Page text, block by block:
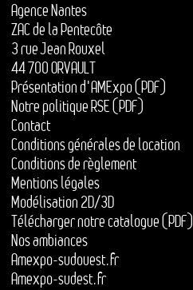
Agence Nantes
ZAC de la Pentecôte
3 rue Jean Rouxel
44 700 ORVAULT
Présentation d'AMExpo (PDF)
Notre politique RSE (PDF)
Contact
Conditions générales de location
Conditions de règlement
Mentions légales
Modélisation 2D/3D
Télécharger notre catalogue (PDF)
Nos ambiances
Amexpo-sudouest.fr
Amexpo-sudest.fr